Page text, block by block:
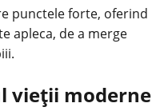
punctele forte, oferind
apleca, de a merge
vieții moderne